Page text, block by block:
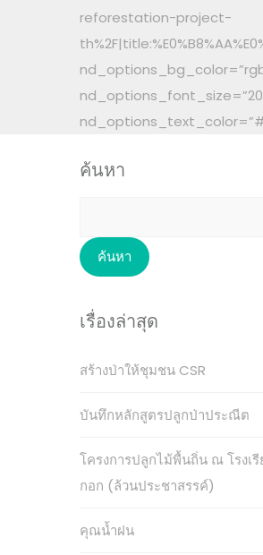
reforestation-project-
ค้นหา
สำหรับ:
เรื่องล่าสุด
สร้างป่าให้ชุมชน CSR
บันทึกหลักสูตรปลูกป่าประณีต
โครงการปลูกไม้พื้นถิ่น ณ โรงเ
กอก (ล้วนประชาสรรค์)
คุณน้ำฝน